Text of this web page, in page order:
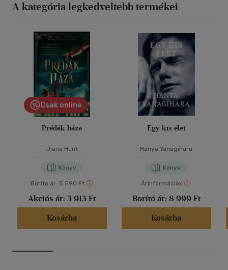
A kategória legkedveltebb termékei
Csak online
Prédák háza
Diana Hunt
Könyv
Borító ár: 5 590 Ft
Akciós ár: 3 913 Ft
Kosárba
Egy kis élet
Hanya Yanagihara
Könyv
Árinformációk
Borító ár: 8 999 Ft
Kosárba